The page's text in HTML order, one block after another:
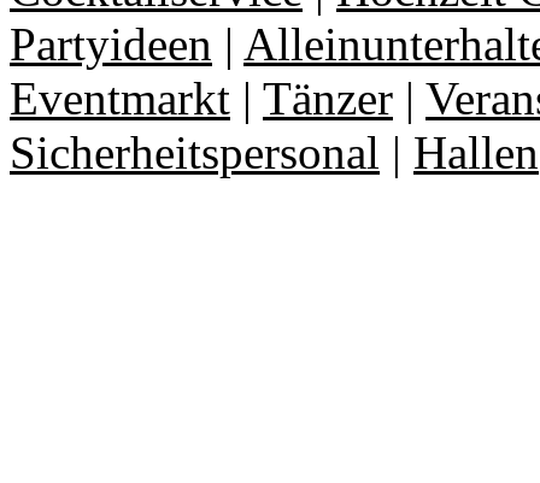
Partyideen |
Eventmarkt | Tänzer |
Sicherheitspersonal | Hallen